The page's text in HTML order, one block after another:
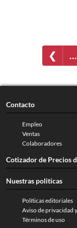
❮ …
Contacto
Empleo
Ventas
Colaboradores
Cotizador de Precios
Nuestras politicas
Políticas editoriales
Aviso de privacidad
Términos de uso